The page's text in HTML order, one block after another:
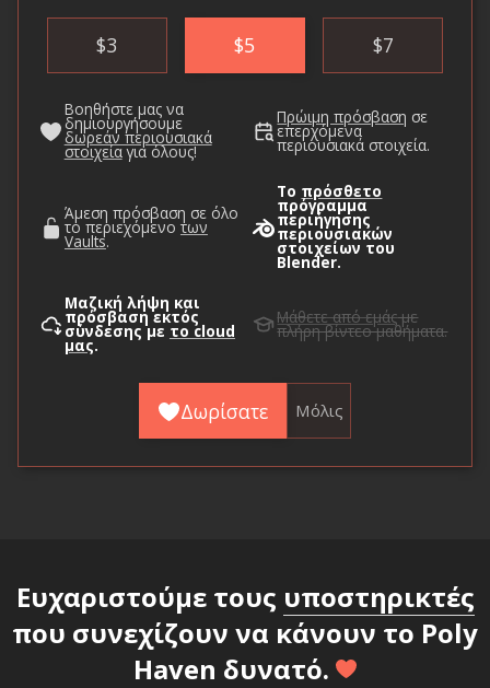
$3 $5 $7
Βοηθήστε μας να
δημιουργήσουμε
δωρεάν περιουσιακά
στοιχείαγια όλους!
Πρώιμη πρόσβαση σε
επερχόμενα
περιουσιακά στοιχεία.
Άμεση πρόσβαση σε όλο
το περιεχόμενο των
Vaults.
Το πρόσθετο
πρόγραμμα
περιήγησης
περιουσιακών
στοιχείων του
Blender.
Μαζική λήψη και
πρόσβαση εκτός
σύνδεσης με το cloud
μας.
Μάθετε από εμάςμε
πλήρη βίντεο μαθήματα.
Δωρίσατε Μόλις
Ευχαριστούμε τους υποστηρικτές
που συνεχίζουν να κάνουν το Poly
Haven δυνατό.